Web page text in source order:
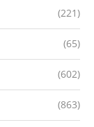
(221)
(65)
(602)
(863)